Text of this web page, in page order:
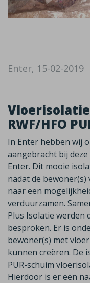
Enter, 15-02-2019
RWF/HFO
In Enter hebben wij
aangebracht bij
Enter. Dit mooie
nadat de
naar een
verduurzamen.
Plus Isolatie werden
besproken. Er is
bewoner(s) met
kunnen creëren. De
PUR-schuim
Hierdoor is er een